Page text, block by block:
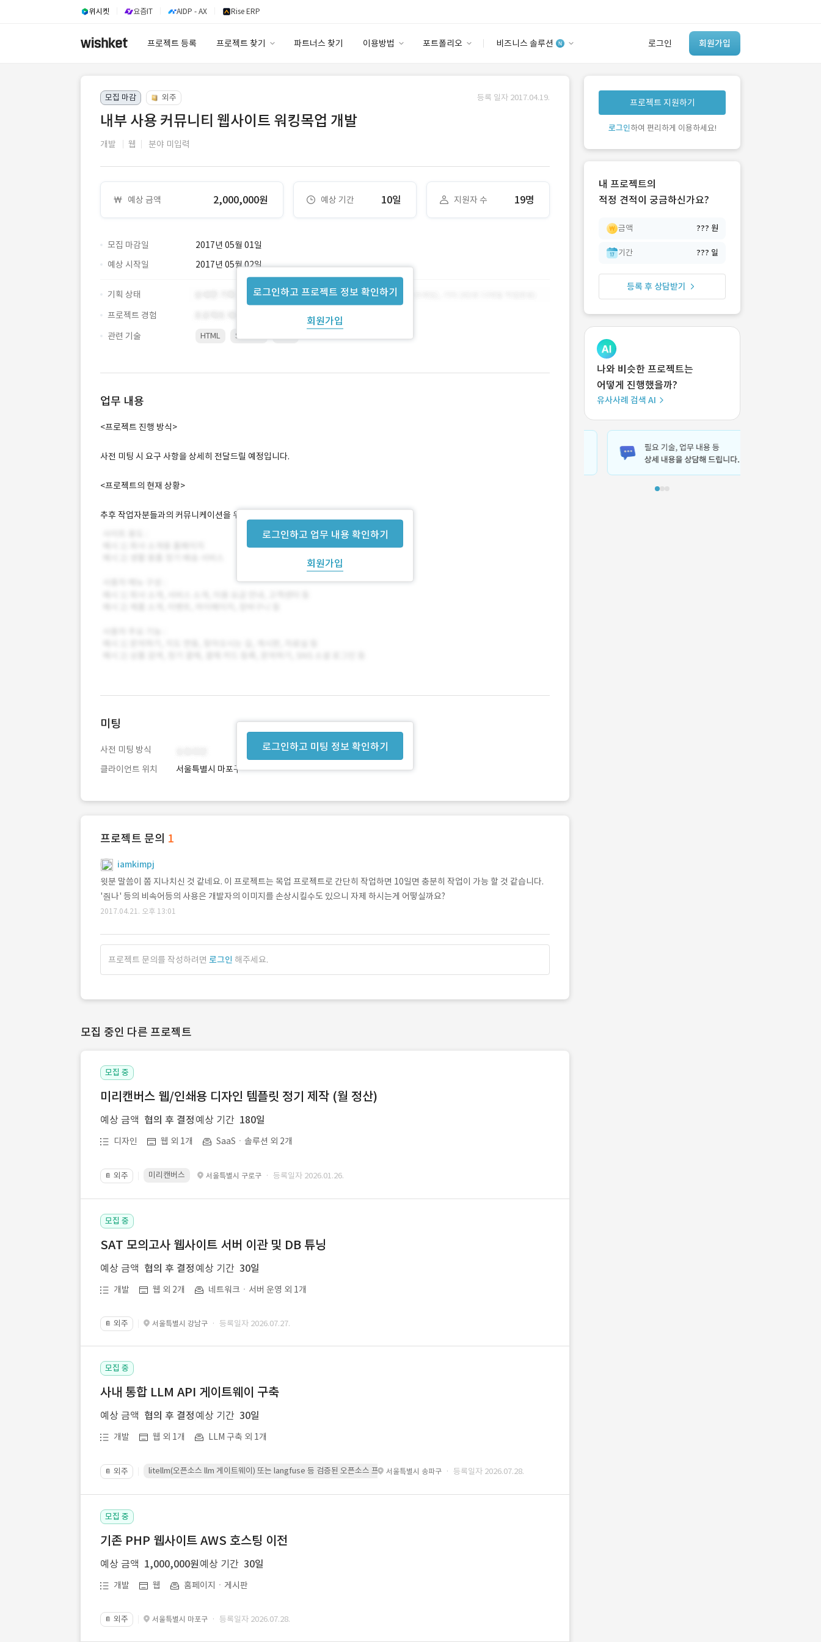
위시켓 요즘IT AIDP - AX Rise ERP
프로젝트 등록 프로젝트 찾기 파트너스 찾기 이용방법 포트폴리오 비즈니스 솔루션 로그인 회원가입
안심 코드 케어
유사사례 검색 AI
‘이런 거’ 만들어본
개발 회사 있어?
모집 마감 외주 등록 일자 2017.04.19.
내부 사용 커뮤니티 웹사이트 워킹목업 개발
개발 웹 분야 미입력
예상 금액 2,000,000원 예상 기간 10일 지원자 수 19명
모집 마감일 2017년 05월 01일
로그인하고 프로젝트 정보 확인하기
회원가입
예상 시작일 2017년 05월 02일
기획 상태
프로젝트 경험
관련 기술
HTML SERVER
업무 내용
로그인하고 업무 내용 확인하기
회원가입
<프로젝트 진행 방식>
사전 미팅 시 요구 사항을 상세히 전달드릴 예정입니다.
<프로젝트의 현재 상황>
추후 작업자분들과의 커뮤니케이션을 위하여 웹사이트의
로그인하고 미팅 정보 확인하기
미팅
사전 미팅 방식
클라이언트 위치
서울특별시 마포구
프로젝트 문의 1
iamkimpj
윗분 말씀이 쫌 지나치신 것 같네요. 이 프로젝트는 목업 프로젝트로 간단히 작업하면 10일면 충분히 작업이 가능 할 것 같습니다.
'줜나' 등의 비속어등의 사용은 개발자의 이미지를 손상시킬수도 있으니 자제 하시는게 어떻실까요?
2017.04.21. 오후 13:01
프로젝트 문의를 작성하려면 로그인 해주세요.
모집 중인 다른 프로젝트
모집 중
미리캔버스 웹/인쇄용 디자인 템플릿 정기 제작 (월 정산)
예상 금액 협의 후 결정 예상 기간 180일
디자인 웹 외 1개 SaaSㆍ솔루션 외 2개
📔 외주 미리캔버스 서울특별시 구로구 · 등록일자 2026.01.26.
모집 중
SAT 모의고사 웹사이트 서버 이관 및 DB 튜닝
예상 금액 협의 후 결정 예상 기간 30일
개발 웹 외 2개 네트워크ㆍ서버 운영 외 1개
📔 외주 서울특별시 강남구 · 등록일자 2026.07.27.
모집 중
사내 통합 LLM API 게이트웨이 구축
예상 금액 협의 후 결정 예상 기간 30일
개발 웹 외 1개 LLM 구축 외 1개
📔 외주 litellm(오픈소스 llm 게이트웨이) 또는 langfuse 등 검증된 오픈소스 프레임워크를 기반으로 시스템을 구축
서울특별시 송파구 · 등록일자 2026.07.28.
모집 중
기존 PHP 웹사이트 AWS 호스팅 이전
예상 금액 1,000,000원 예상 기간 30일
개발 웹 홈페이지ㆍ게시판
📔 외주 서울특별시 마포구 · 등록일자 2026.07.28.
프로젝트 지원하기
로그인하여 편리하게 이용하세요!
내 프로젝트의
적정 견적이 궁금하신가요?
금액 ??? 원
기간 ??? 일
등록 후 상담받기
나와 비슷한 프로젝트는
어떻게 진행했을까?
유사사례 검색 AI